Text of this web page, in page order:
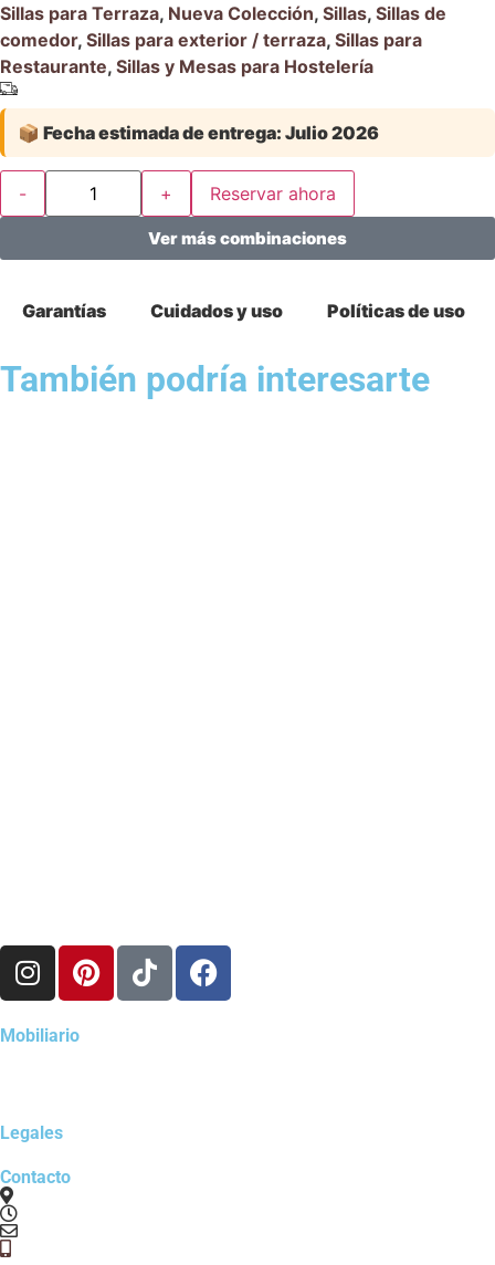
Sillas para Terraza, Nueva Colección, Sillas, Sillas de
comedor, Sillas para exterior / terraza, Sillas para
Restaurante, Sillas y Mesas para Hostelería
📦 Fecha estimada de entrega: Julio 2026
- + Reservar ahora
Ver más combinaciones
Garantías Cuidados y uso Políticas de uso
También podría interesarte
Mobiliario
Legales
Contacto